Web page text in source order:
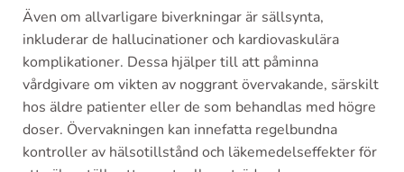
Även om allvarligare biverkningar är sällsynta,
inkluderar de hallucinationer och kardiovaskulära
komplikationer. Dessa hjälper till att påminna
vårdgivare om vikten av noggrant övervakande, särskilt
hos äldre patienter eller de som behandlas med högre
doser. Övervakningen kan innefatta regelbundna
kontroller av hälsotillstånd och läkemedelseffekter för